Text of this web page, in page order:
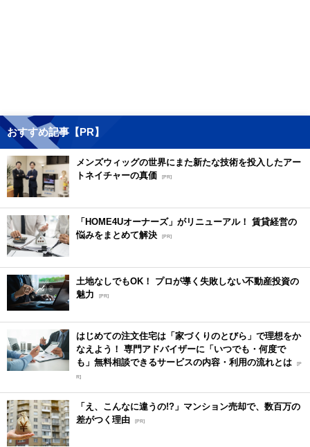
おすすめ記事【PR】
メンズウィッグの世界にまた新たな技術を投入したアー
トネイチャーの真価 [PR]
「HOME4Uオーナーズ」がリニューアル！ 賃貸経営の
悩みをまとめて解決 [PR]
土地なしでもOK！ プロが導く失敗しない不動産投資の
魅力
[PR]
はじめての注文住宅は「家づくりのとびら」で理想をか
なえよう！ 専門アドバイザーに「いつでも・何度で
も」無料相談できるサービスの内容・利用の流れとは [P
R]
「え、こんなに違うの!?」マンション売却で、数百万の
差がつく理由 [PR]